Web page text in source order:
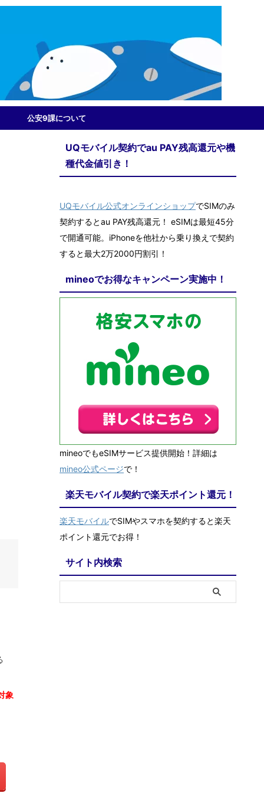
公安9課について
象
UQモバイル契約でau PAY残高還元や機
種代金値引き！
UQモバイル公式オンラインショップでSIMのみ
契約するとau PAY残高還元！ eSIMは最短45分
で開通可能。iPhoneを他社から乗り換えで契約
すると最大2万2000円割引！
mineoでお得なキャンペーン実施中！
mineoでもeSIMサービス提供開始！詳細は
mineo公式ページで！
楽天モバイル契約で楽天ポイント還元！
楽天モバイルでSIMやスマホを契約すると楽天
ポイント還元でお得！
サイト内検索